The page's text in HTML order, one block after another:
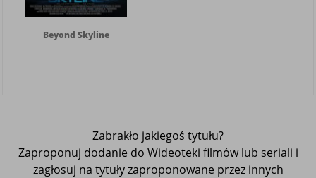
Beyond Skyline
Zabrakło jakiegoś tytułu?
Zaproponuj dodanie do Wideoteki filmów lub seriali i
zagłosuj na tytuły zaproponowane przez innych